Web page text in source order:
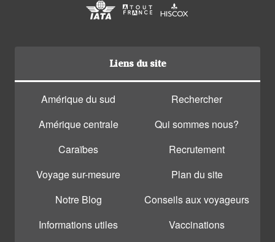
Liens du site
Amérique du sud
Amérique centrale
Caraïbes
Voyage sur-mesure
Notre Blog
Informations utiles
Rechercher
Qui sommes nous?
Recrutement
Plan du site
Conseils aux voyageurs
Vaccinations